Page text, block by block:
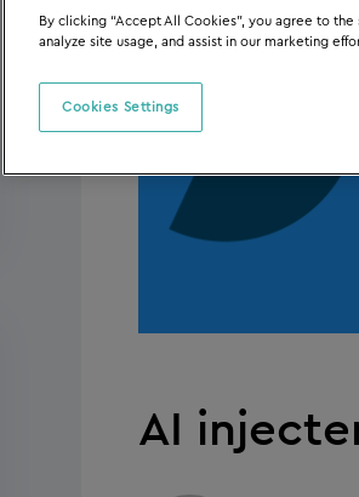
AI
By clicking “Accept All Cookies”, you agree to
analyze site usage, and assist in our marketing
Cookies Settings